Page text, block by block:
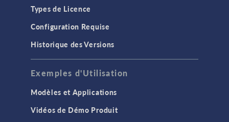
Types de Licence
Configuration Requise
Historique des Versions
Exemples d'Utilisation
Modèles et Applications
Vidéos de Démo Produit